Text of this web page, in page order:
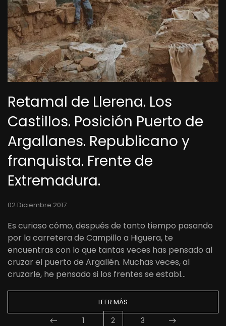
Retamal de Llerena. Los
Castillos. Posición Puerto de
Argallanes. Republicano y
franquista. Frente de
Extremadura.
02 Diciembre 2017
Es curioso cómo, después de tanto tiempo pasando
por la carretera de Campillo a Higuera, te
encuentras con lo que tantas veces has pensado al
cruzar el puerto de Argallén. Muchas veces, al
cruzarle, he pensado si los frentes se establ…
LEER MÁS
1 2 3